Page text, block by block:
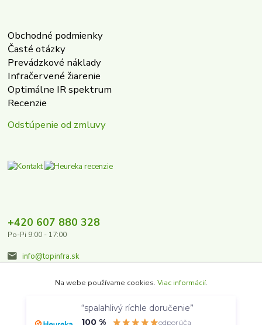
Obchodné podmienky
Časté otázky
Prevádzkové náklady
Infračervené žiarenie
Optimálne IR spektrum
Recenzie
Odstúpenie od zmluvy
+420 607 880 328
Po-Pi 9:00 - 17:00
info@topinfra.sk
Na webe používame cookies. Viac informácií.
Nastavenia Súhlasím
“spalahlivý ríchle doručenie”
100 %
odporúča